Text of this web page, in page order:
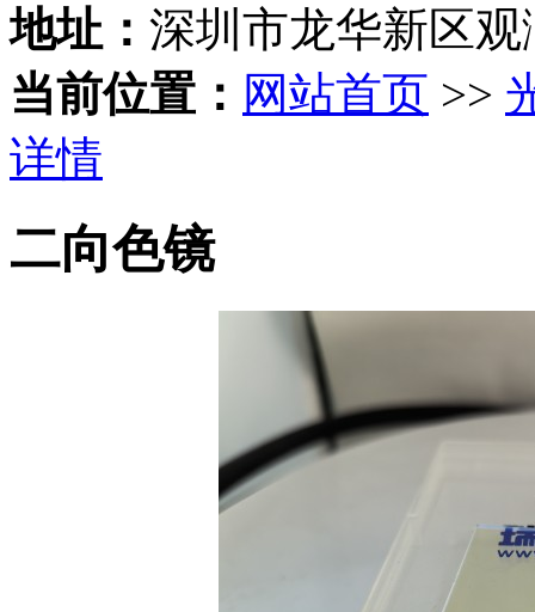
地址： 深圳市龙华新区
当前位置： 网站首页 >>
详情
二向色镜